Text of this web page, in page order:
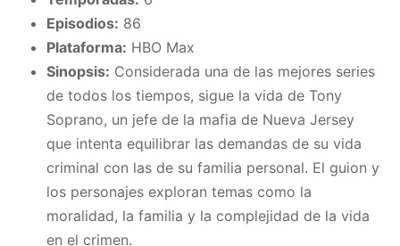
Episodios: 86
Plataforma: HBO Max
Sinopsis: Considerada una de las mejores series
de todos los tiempos, sigue la vida de Tony
Soprano, un jefe de la mafia de Nueva Jersey
que intenta equilibrar las demandas de su vida
criminal con las de su familia personal. El guion y
los personajes exploran temas como la
moralidad, la familia y la complejidad de la vida
en el crimen.